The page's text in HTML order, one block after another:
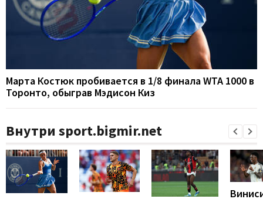
Марта Костюк пробивается в 1/8 финала WTA 1000 в
Торонто, обыграв Мэдисон Киз
Внутри sport.bigmir.net